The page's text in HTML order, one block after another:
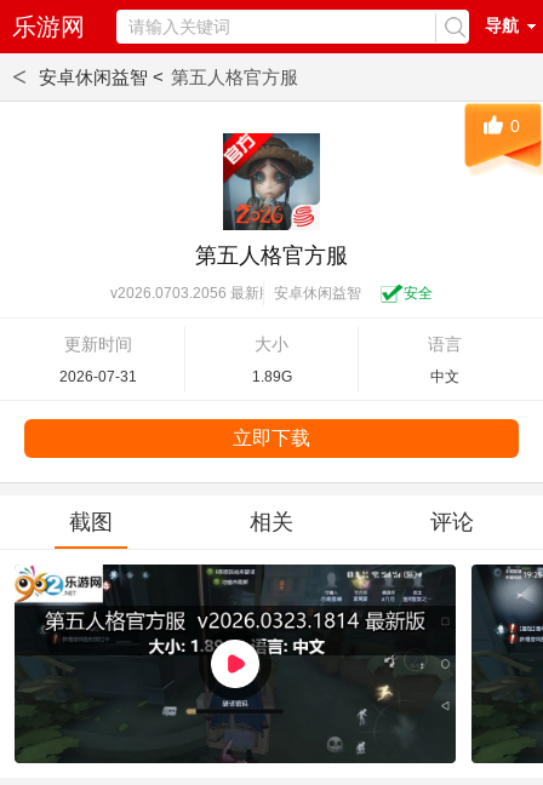
乐游网 导航
< 安卓休闲益智 < 第五人格官方服
第五人格官方服
v2026.0703.2056 最新版 安卓休闲益智 安全
更新时间
2026-07-31
大小
1.89G
语言
中文
0
立即下载
截图 相关 评论